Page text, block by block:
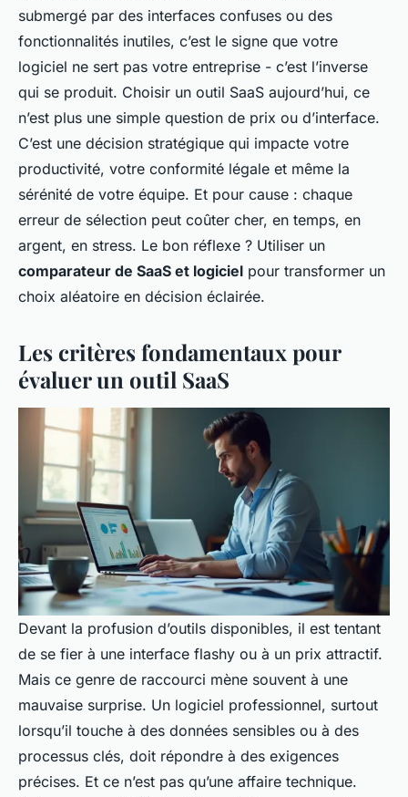
submergé par des interfaces confuses ou des
fonctionnalités inutiles, c’est le signe que votre
logiciel ne sert pas votre entreprise - c’est l’inverse
qui se produit. Choisir un outil SaaS aujourd’hui, ce
n’est plus une simple question de prix ou d’interface.
C’est une décision stratégique qui impacte votre
productivité, votre conformité légale et même la
sérénité de votre équipe. Et pour cause : chaque
erreur de sélection peut coûter cher, en temps, en
argent, en stress. Le bon réflexe ? Utiliser un
comparateur de SaaS et logiciel pour transformer un
choix aléatoire en décision éclairée.
Les critères fondamentaux pour
évaluer un outil SaaS
Devant la profusion d’outils disponibles, il est tentant
de se fier à une interface flashy ou à un prix attractif.
Mais ce genre de raccourci mène souvent à une
mauvaise surprise. Un logiciel professionnel, surtout
lorsqu’il touche à des données sensibles ou à des
processus clés, doit répondre à des exigences
précises. Et ce n’est pas qu’une affaire technique.